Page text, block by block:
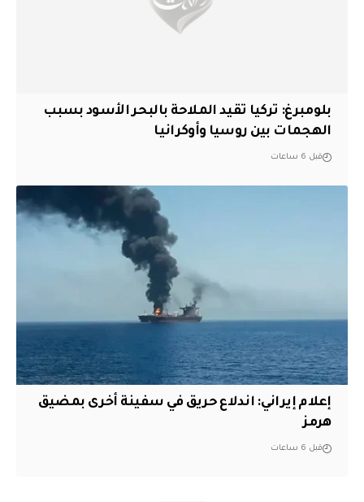
بلومبرغ: تركيا تقيد الملاحة بالبحر الأسود بسبب
الهجمات بين روسيا وأوكرانيا
قبل 6 ساعات
إعلام إيراني: اندلاع حريق في سفينة أخرى بمضيق
هرمز
قبل 6 ساعات